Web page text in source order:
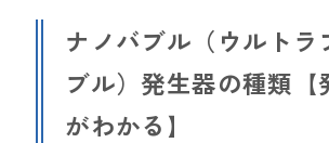
ナノバブル（ウルトラ
ブル）発生器の種類【
がわかる】